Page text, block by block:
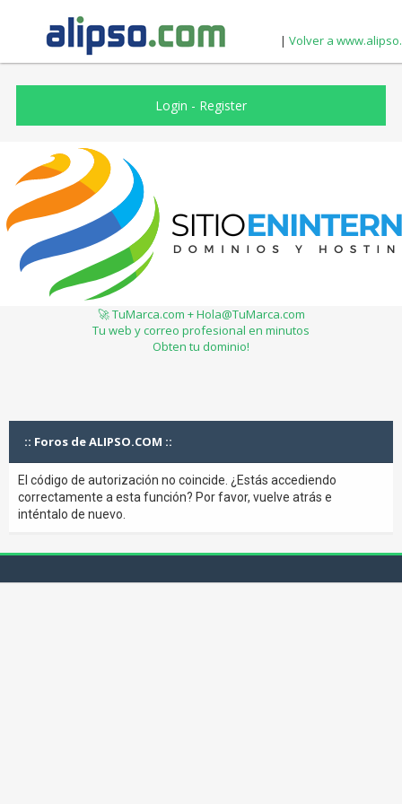
| Volver a
Login - Register
🚀 TuMarca.com + Hola@TuMarca.com
Tu web y correo profesional en minutos
Obten tu dominio!
:: Foros de ALIPSO.COM ::
El código de autorización no coincide. ¿Estás accediendo
correctamente a esta función? Por favor, vuelve atrás e
inténtalo de nuevo.